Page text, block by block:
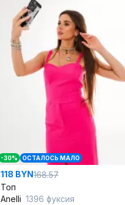
-30% ОСТАЛОСЬ МАЛО
118 BYN168.57
Топ
Anelli 1396 фуксия